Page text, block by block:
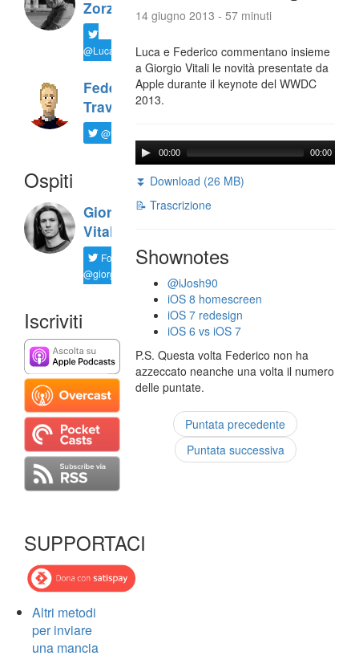
Zorzi
@LucaTNT
Federico
Travaini
@ftrava
Ospiti
Giorgio
Vitali
Follow
@giorgio__vit
Iscriviti
SUPPORTACI
Altri metodi
per inviare
una mancia
14 giugno 2013 - 57 minuti
Luca e Federico commentano insieme
a Giorgio Vitali le novità presentate da
Apple durante il keynote del WWDC
2013.
00:00 00:00
⏬ Download (26 MB)
📝 Trascrizione
Shownotes
@iJosh90
iOS 8 homescreen
iOS 7 redesign
iOS 6 vs iOS 7
P.S. Questa volta Federico non ha
azzeccato neanche una volta il numero
delle puntate.
Puntata precedente
Puntata successiva